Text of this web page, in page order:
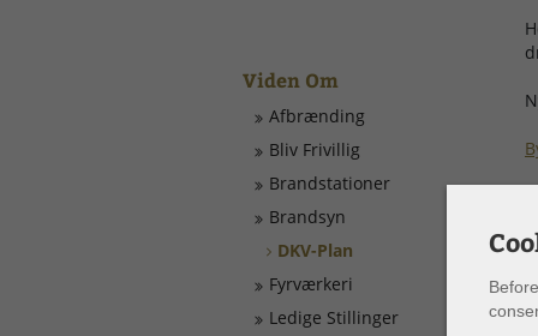
Viden Om
Afbrænding
Bliv Frivillig
Brandstationer
Brandsyn
DKV-Plan
Fyrværkeri
Ledige Stillinger